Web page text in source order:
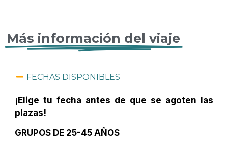
Más información del viaje
FECHAS DISPONIBLES
¡Elige tu fecha antes de que se agoten las
plazas!
GRUPOS DE 25-45 AÑOS